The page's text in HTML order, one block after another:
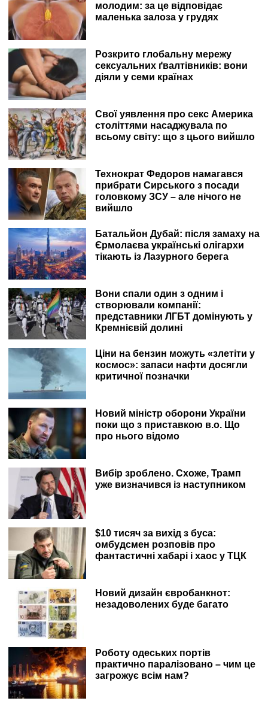
молодим: за це відповідає
маленька залоза у грудях
Розкрито глобальну мережу
сексуальних ґвалтівників: вони
діяли у семи країнах
Свої уявлення про секс Америка
століттями насаджувала по
всьому світу: що з цього вийшло
Технократ Федоров намагався
прибрати Сирського з посади
головкому ЗСУ – але нічого не
вийшло
Батальйон Дубай: після замаху на
Єрмолаєва українські олігархи
тікають із Лазурного берега
Вони спали один з одним і
створювали компанії:
представники ЛГБТ домінують у
Кремнієвій долині
Ціни на бензин можуть «злетіти у
космос»: запаси нафти досягли
критичної позначки
Новий міністр оборони України
поки що з приставкою в.о. Що
про нього відомо
Вибір зроблено. Схоже, Трамп
уже визначився із наступником
$10 тисяч за вихід з буса:
омбудсмен розповів про
фантастичні хабарі і хаос у ТЦК
Новий дизайн євробанкнот:
незадоволених буде багато
Роботу одеських портів
практично паралізовано – чим це
загрожує всім нам?